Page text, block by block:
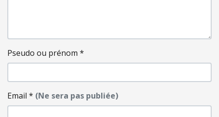
Pseudo ou prénom *
Email * (Ne sera pas publiée)